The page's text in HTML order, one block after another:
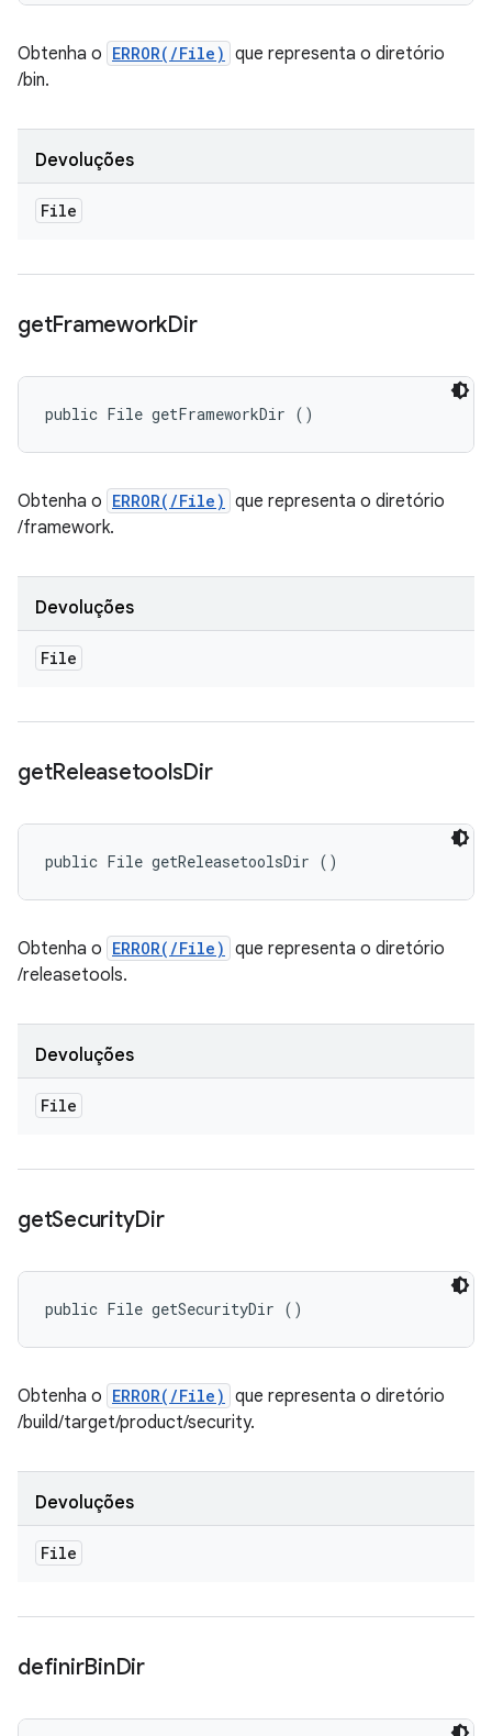
Obtenha o ERROR(/File) que representa o diretório
/bin.
Devoluções
File
getFrameworkDir
public File getFrameworkDir ()
Obtenha o ERROR(/File) que representa o diretório
/framework.
Devoluções
File
getReleasetoolsDir
public File getReleasetoolsDir ()
Obtenha o ERROR(/File) que representa o diretório
/releasetools.
Devoluções
File
getSecurityDir
public File getSecurityDir ()
Obtenha o ERROR(/File) que representa o diretório
/build/target/product/security.
Devoluções
File
definirBinDir